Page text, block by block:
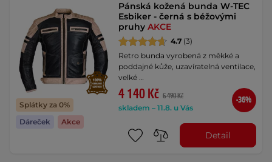
Splátky za 0%
Dáreček
Akce
Pánská kožená bunda W-TEC
Esbiker - černá s béžovými
pruhyAKCE
4.7 (3)
Retro bunda vyrobená z měkké a
poddajné kůže, uzavíratelná ventilace,
velké …
4 140 Kč 6 490 Kč
skladem – 11.8. u Vás
-36%
Detail